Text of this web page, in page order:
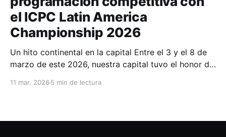
el ICPC Latin America
Championship 2026
Un hito continental en la capital Entre el 3 y el 8 de
marzo de este 2026, nuestra capital tuvo el honor de
11 mar. 2026 5 min de lectura